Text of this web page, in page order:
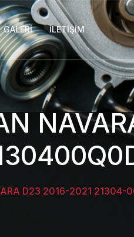
GALERI İLETIŞIM
D23 2016-2021